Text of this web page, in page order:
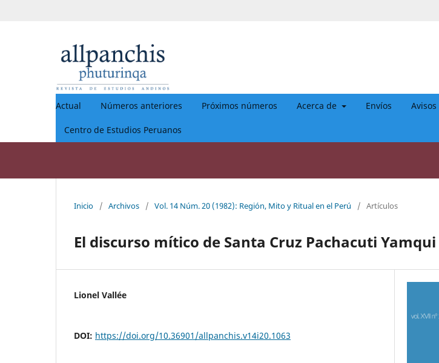
Actual Números anteriores Próximos números Acerca de Envíos Avisos
Centro de Estudios Peruanos
Inicio / Archivos / Vol. 14 Núm. 20 (1982): Región, Mito y Ritual en el Perú / Artículos
El discurso mítico de Santa Cruz Pachacuti Yamqui
Lionel Vallée
DOI: https://doi.org/10.36901/allpanchis.v14i20.1063